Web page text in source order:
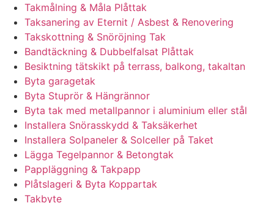
Takmålning & Måla Plåttak
Taksanering av Eternit / Asbest & Renovering
Takskottning & Snöröjning Tak
Bandtäckning & Dubbelfalsat Plåttak
Besiktning tätskikt på terrass, balkong, takaltan
Byta garagetak
Byta Stuprör & Hängrännor
Byta tak med metallpannor i aluminium eller stål
Installera Snörasskydd & Taksäkerhet
Installera Solpaneler & Solceller på Taket
Lägga Tegelpannor & Betongtak
Pappläggning & Takpapp
Plåtslageri & Byta Koppartak
Takbyte